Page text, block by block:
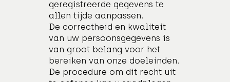
geregistreerde gegevens te
allen tijde aanpassen.
De correctheid en kwaliteit
van uw persoonsgegevens is
van groot belang voor het
bereiken van onze doeleinden.
De procedure om dit recht uit